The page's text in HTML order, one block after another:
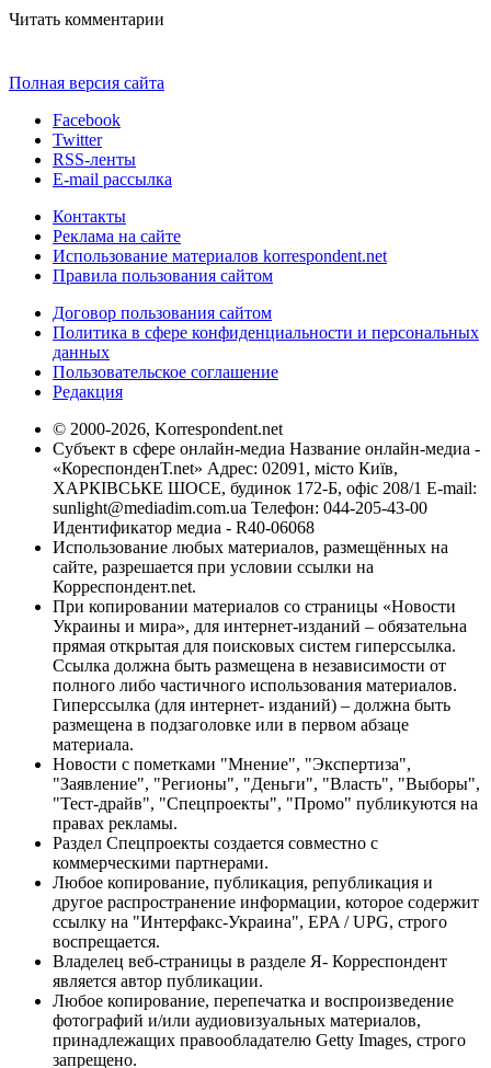
Читать комментарии
Полная версия сайта
Facebook
Twitter
RSS-ленты
E-mail рассылка
Контакты
Реклама на сайте
Использование материалов korrespondent.net
Правила пользования сайтом
Договор пользования сайтом
Политика в сфере конфиденциальности и персональных
данных
Пользовательское соглашение
Редакция
© 2000-2026, Korrespondent.net
Субъект в сфере онлайн-медиа Название онлайн-медиа -
«КореспонденТ.net» Адрес: 02091, місто Київ,
ХАРКІВСЬКЕ ШОСЕ, будинок 172-Б, офіс 208/1 E-mail:
sunlight@mediadim.com.ua Телефон: 044-205-43-00
Идентификатор медиа - R40-06068
Использование любых материалов, размещённых на
сайте, разрешается при условии ссылки на
Корреспондент.net.
При копировании материалов со страницы «Новости
Украины и мира», для интернет-изданий – обязательна
прямая открытая для поисковых систем гиперссылка.
Ссылка должна быть размещена в независимости от
полного либо частичного использования материалов.
Гиперссылка (для интернет- изданий) – должна быть
размещена в подзаголовке или в первом абзаце
материала.
Новости с пометками "Мнение", "Экспертиза",
"Заявление", "Регионы", "Деньги", "Власть", "Выборы",
"Тест-драйв", "Спецпроекты", "Промо" публикуются на
правах рекламы.
Раздел Спецпроекты создается совместно с
коммерческими партнерами.
Любое копирование, публикация, републикация и
другое распространение информации, которое содержит
ссылку на "Интерфакс-Украина", EPA / UPG, строго
воспрещается.
Владелец веб-страницы в разделе Я- Корреспондент
является автор публикации.
Любое копирование, перепечатка и воспроизведение
фотографий и/или аудиовизуальных материалов,
принадлежащих правообладателю Getty Images, строго
запрещено.